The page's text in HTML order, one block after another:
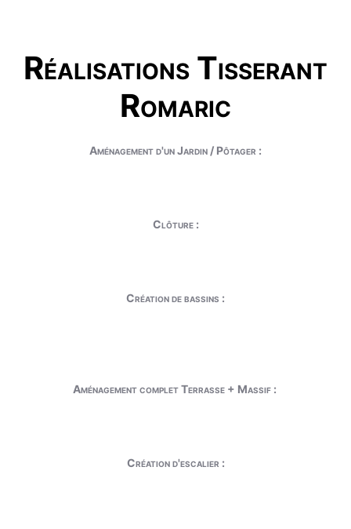
Réalisations Tisserant
Romaric
Aménagement d'un Jardin / Pôtager :
Clôture :
Création de bassins :
Aménagement complet Terrasse + Massif :
Création d'escalier :